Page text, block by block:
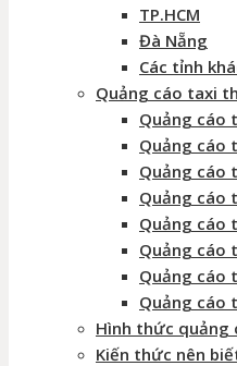
TP.HCM
Đà Nẵng
Các tỉnh
Quảng cáo taxi
Quảng cáo
Quảng cáo
Quảng cáo
Quảng cáo
Quảng cáo
Quảng cáo
Quảng cáo
Quảng cáo
Hình thức quảng
Kiến thức nên